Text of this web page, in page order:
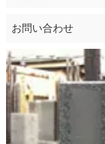
お問い合わせ